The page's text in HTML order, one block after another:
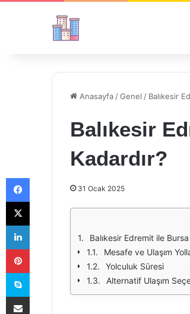
Anasayfa /Genel / Balıkesir
Balıkesir
Kadardır?
31 Ocak 2025
Balıkesir Edremit ile
Mesafe ve Ulaşım
Yolculuk Süresi
Alternatif Ulaşım
Facebook
X
LinkedIn
Pinterest
Skype
E-Posta ile paylaş